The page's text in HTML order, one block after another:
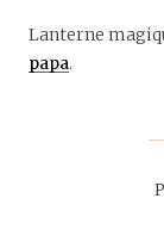
Lanterne
papa.